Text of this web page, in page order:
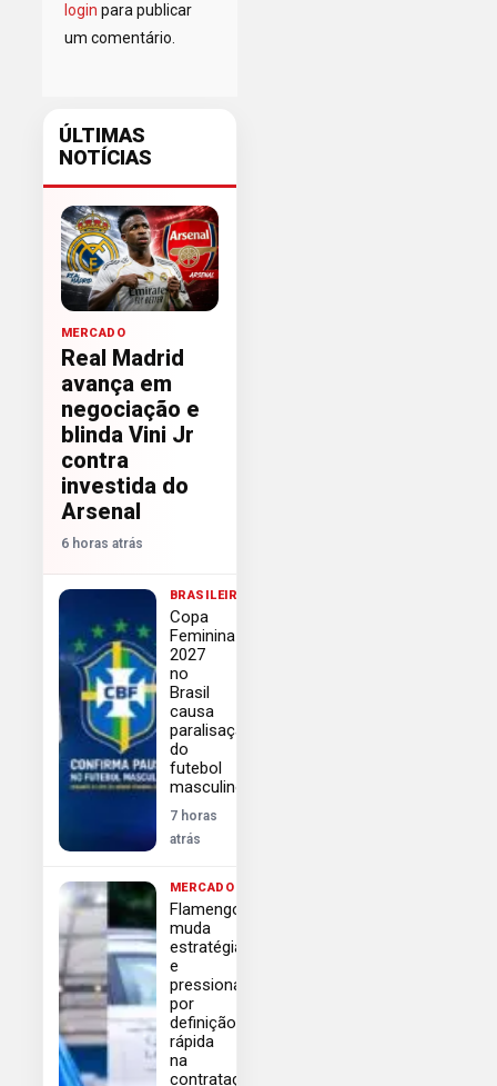
login para publicar
um comentário.
ÚLTIMAS
NOTÍCIAS
MERCADO
Real Madrid
avança em
negociação e
blinda Vini Jr
contra
investida do
Arsenal
6 horas atrás
BRASILEIRÃO
Copa
Feminina
2027
no
Brasil
causa
paralisação
do
futebol
masculino
7 horas
atrás
MERCADO
Flamengo
muda
estratégia
e
pressiona
por
definição
rápida
na
contratação